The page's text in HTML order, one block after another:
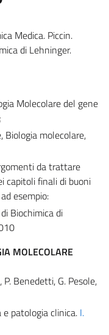
Medica. Piccin.
di Lehninger.
Molecolare del gene
molecolare,
da trattare
capitoli finali di buoni
esempio:
Biochimica di
MOLECOLARE
Benedetti, G. Pesole,
e patologia clinica. I.